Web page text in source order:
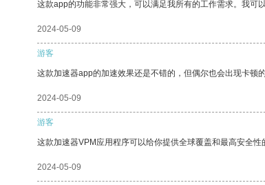
这款app的功能非常强大，可以满足我所有的工作需求。我可
2024-05-09
游客
这款加速器app的加速效果还是不错的，但偶尔也会出现卡顿
2024-05-09
游客
这款加速器VPM应用程序可以给你提供全球覆盖和最高安全性
2024-05-09